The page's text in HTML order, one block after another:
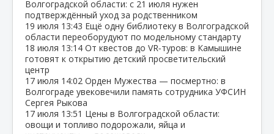
Волгоградской области: с 21 июля нужен
подтверждённый уход за родственником
19 июля 13:43 Ещё одну библиотеку в Волгоградской
области переоборудуют по модельному стандарту
18 июля 13:14 От квестов до VR‑туров: в Камышине
готовят к открытию детский просветительский
центр
17 июля 14:02 Орден Мужества — посмертно: в
Волгограде увековечили память сотрудника УФСИН
Сергея Рыкова
17 июля 13:51 Цены в Волгоградской области:
овощи и топливо подорожали, яйца и